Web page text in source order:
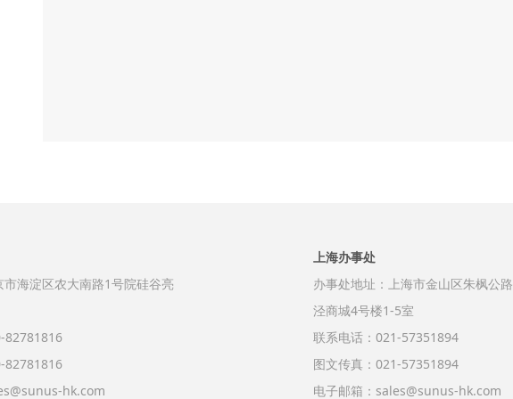
海淀区农大南路1号院硅谷亮
82781816
82781816
hk.com
上海办事处
办事处地址：上海市金山区朱枫公
泾商城4号楼1-5室
联系电话：021-57351894
图文传真：021-57351894
电子邮箱：sales@sunus-hk.com